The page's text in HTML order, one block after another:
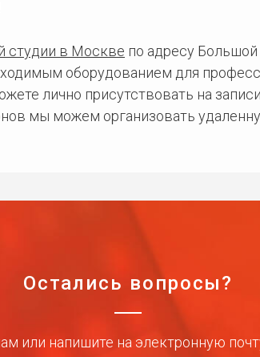
студии в Москве по адресу Большой
оборудованием для
лично присутствовать на
мы можем организовать
Остались вопросы?
или напишите на электронную